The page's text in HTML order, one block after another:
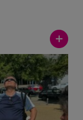
Ver más